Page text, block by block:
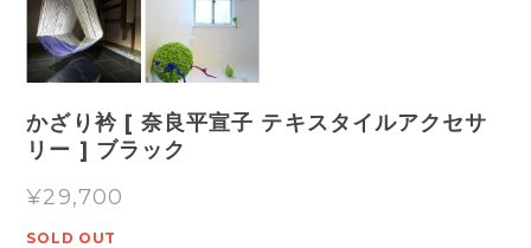
かざり衿 [ 奈良平宣子 テキスタイルアクセサ
リー ] ブラック
¥29,700
SOLD OUT